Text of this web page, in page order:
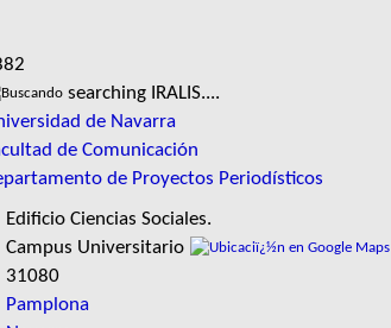
searching IRALIS....
de Navarra
de Comunicación
de Proyectos Periodísticos
Edificio Ciencias Sociales.
Campus Universitario
31080
Pamplona